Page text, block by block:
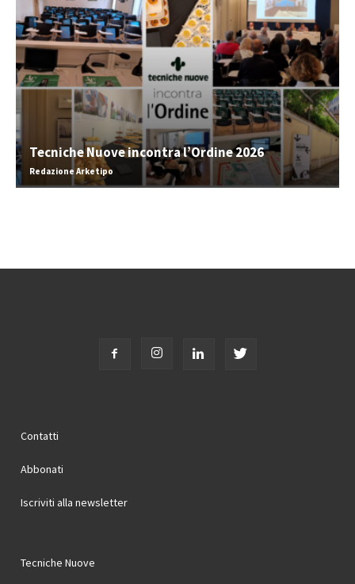
Tecniche Nuove incontra l’Ordine 2026
Redazione Arketipo
Contatti
Abbonati
Iscriviti alla newsletter
Tecniche Nuove